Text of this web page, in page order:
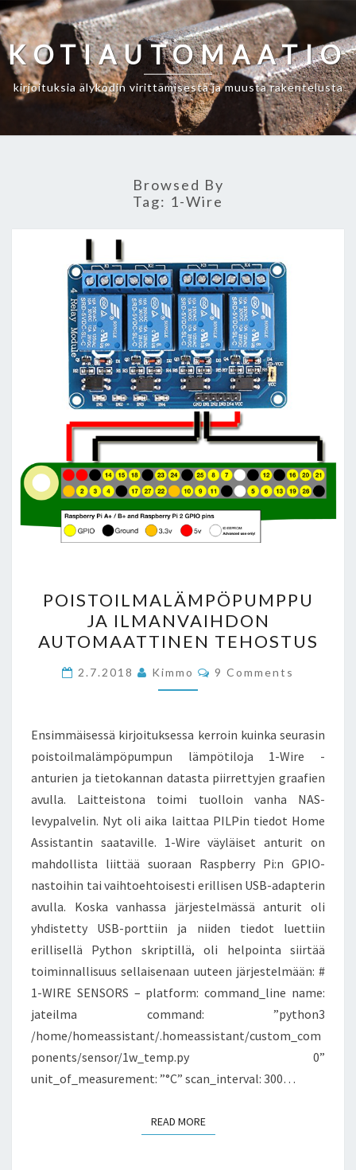
Skip
to
content
KOTIAUTOMAATIO
kirjoituksia älykodin virittämisestä ja muusta rakentelusta
Browsed By
Tag: 1-Wire
JA
ILMANVAIHDON
AUTOMAATTINEN
TEHOSTUS
POISTOILMALÄMPÖPUMPPU
JA ILMANVAIHDON
AUTOMAATTINEN TEHOSTUS
2.7.2018 Kimmo Comments
9 Comments
Ensimmäisessä kirjoituksessa kerroin kuinka seurasin
poistoilmalämpöpumpun lämpötiloja 1-Wire -
anturien ja tietokannan datasta piirrettyjen graafien
avulla. Laitteistona toimi tuolloin vanha NAS-
levypalvelin. Nyt oli aika laittaa PILPin tiedot Home
Assistantin saataville. 1-Wire väyläiset anturit on
mahdollista liittää suoraan Raspberry Pi:n GPIO-
nastoihin tai vaihtoehtoisesti erillisen USB-adapterin
avulla. Koska vanhassa järjestelmässä anturit oli
yhdistetty USB-porttiin ja niiden tiedot luettiin
erillisellä Python skriptillä, oli helpointa siirtää
toiminnallisuus sellaisenaan uuteen järjestelmään: #
1-WIRE SENSORS – platform: command_line name:
jateilma command: ”python3
/home/homeassistant/.homeassistant/custom_com
ponents/sensor/1w_temp.py 0”
unit_of_measurement: ”°C” scan_interval: 300…
READ MOREREAD MORE